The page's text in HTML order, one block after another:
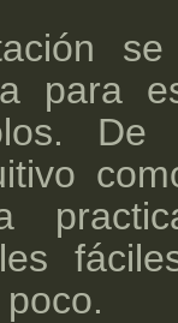
para